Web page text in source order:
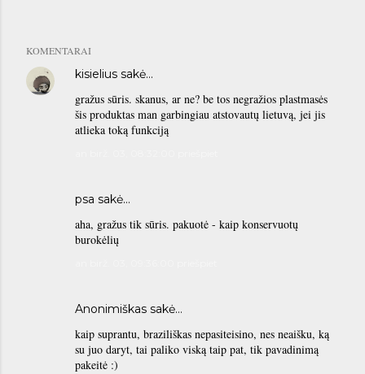
KOMENTARAI
kisielius sakė…
gražus sūris. skanus, ar ne? be tos negražios plastmasės
šis produktas man garbingiau atstovautų lietuvą, jei jis
atlieka toką funkciją
psa sakė…
aha, gražus tik sūris. pakuotė - kaip konservuotų
burokėlių
Anonimiškas sakė…
kaip suprantu, braziliškas nepasiteisino, nes neaišku, ką
su juo daryt, tai paliko viską taip pat, tik pavadinimą
pakeitė :)